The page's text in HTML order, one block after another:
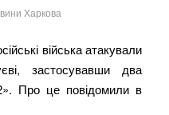
Харкова
війська атакували
застосувавши два
Про це повідомили в